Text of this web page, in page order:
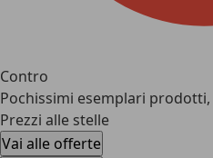
Contro
Pochissimi esemplari
Prezzi alle stelle
Vai alle offerte